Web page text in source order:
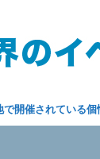
で開催されている